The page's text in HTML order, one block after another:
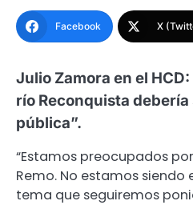
Facebook X
Julio Zamora en el
río Reconquista
pública”.
“Estamos preocupados
Remo. No estamos siendo
tema que seguiremos